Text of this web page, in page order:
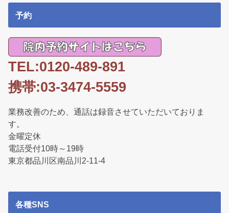
予約
TEL:0120-489-891
携帯:03-3474-5559
業務改善のため、通話は録音させていただいておりま
す。
金曜定休
電話受付10時～19時
東京都品川区南品川2-11-4
各種SNS